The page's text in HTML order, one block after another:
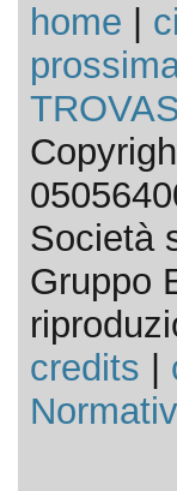
home
Società
Gruppo
credits